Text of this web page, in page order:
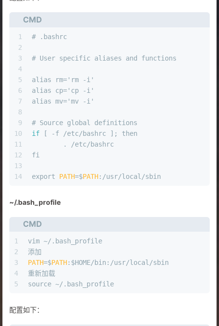
CMD
1
2
3
4
5
6
7
8
9
10
11
12
13
14
# .bashrc
# User specific aliases and functions
alias rm='rm -i'
alias cp='cp -i'
alias mv='mv -i'
# Source global definitions
if [ -f /etc/bashrc ]; then
        . /etc/bashrc
fi
export PATH=$PATH:/usr/local/sbin
~/.bash_profile
CMD
1
2
3
4
5
vim ~/.bash_profile
添加
PATH=$PATH:$HOME/bin:/usr/local/sbin
重新加载
source ~/.bash_profile
配置如下：